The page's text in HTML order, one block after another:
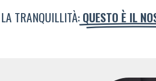
TRANQUILLITÀ:QUESTO È IL